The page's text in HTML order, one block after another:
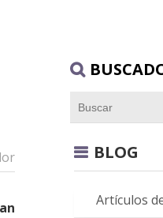
BLOG
Artículos